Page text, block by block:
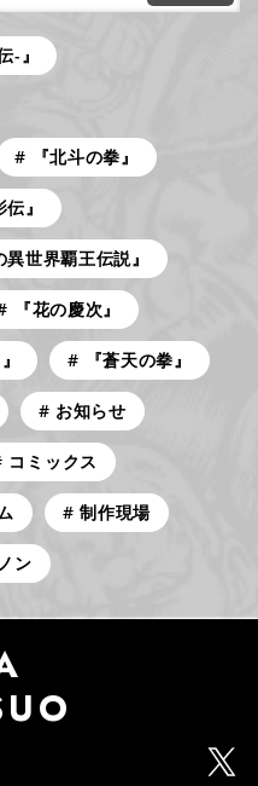
-』
『北斗の拳』
』
世界覇王伝説』
『花の慶次』
『蒼天の拳』
お知らせ
コミックス
制作現場
ン